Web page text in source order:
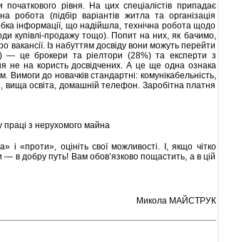
рівня. На цих спеціалістів припадає
робота (підбір варіантів житла та організація
інформації, що надійшла, технічна робота щодо
купівлі-продажу тощо). Попит на них, як бачимо,
Із набуттям досвіду вони можуть перейти
— це брокери та ріелтори (28%) та експерти з
не на користь досвідчених. А це ще одна ознака
до новачків стандартні: комунікабельність,
вища освіта, домашній телефон. Заробітна платня
і «проти», оцініть свої можливості. І, якщо чітко
в добру путь! Вам обов’язково пощастить, а в цій
Микола МАЙСТРУК